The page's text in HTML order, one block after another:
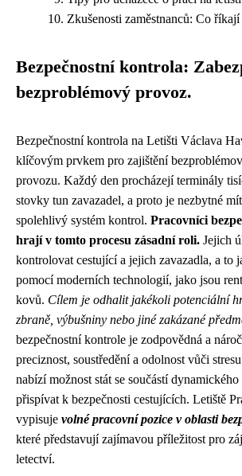
Zkušenosti zaměstnanců: Co
Bezpečnostní kontrola:
bezproblémový provoz.
Bezpečnostní kontrola na Letišti Václava
klíčovým prvkem pro zajištění
provozu. Každý den procházejí terminály
stovky tun zavazadel, a proto je nezbytné
spolehlivý systém kontrol. Pracovníci
hrají v tomto procesu zásadní roli. Jejich
kontrolovat cestující a jejich zavazadla, a to
pomocí moderních technologií, jako jsou
kovů. Cílem je odhalit jakékoli potenciální
zbraně, výbušniny nebo jiné zakázané
bezpečnostní kontrole je zodpovědná a
preciznost, soustředění a odolnost vůči
nabízí možnost stát se součástí
přispívat k bezpečnosti cestujících. Letiště
vypisuje volné pracovní pozice v oblasti
které představují zajímavou příležitost pro
letectví.